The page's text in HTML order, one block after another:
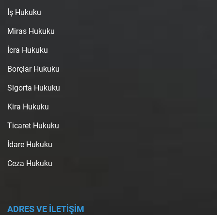
İş Hukuku
Miras Hukuku
İcra Hukuku
Borçlar Hukuku
Sigorta Hukuku
Kira Hukuku
Ticaret Hukuku
İdare Hukuku
Ceza Hukuku
ADRES VE İLETİŞİM